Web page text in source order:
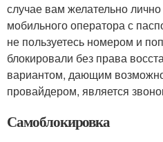
случае вам желательно
мобильного оператора с
не пользуетесь номером и
блокировали без права
вариантом, дающим
провайдером, является
Самоблокировка